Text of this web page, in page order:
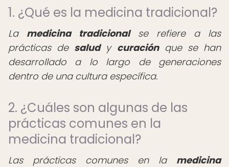
1. ¿Qué es la medicina tradicional?
La medicina tradicionalse refiere a las
prácticas de saludy curaciónque se han
desarrollado a lo largo de generaciones
dentro de una cultura específica.
2. ¿Cuáles son algunas de las
prácticas comunes en la
medicina tradicional?
Las prácticas comunes en la medicina